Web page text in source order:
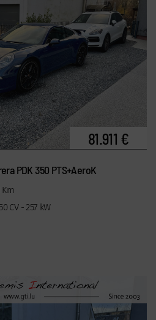
81.911 €
PDK 350 PTS+AeroK
Km
CV - 257 kW